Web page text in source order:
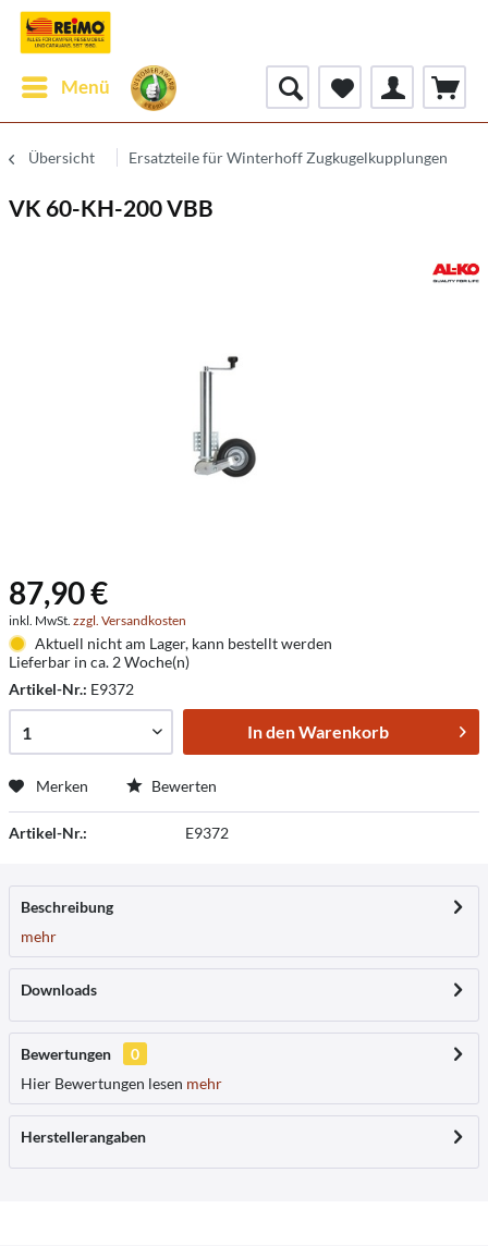
Menü
Übersicht Ersatzteile für Winterhoff Zugkugelkupplungen
VK 60-KH-200 VBB
87,90 €
inkl. MwSt. zzgl. Versandkosten
Aktuell nicht am Lager, kann bestellt werden
Lieferbar in ca. 2 Woche(n)
Artikel-Nr.: E9372
In denWarenkorb
Merken Bewerten
Artikel-Nr.: E9372
Beschreibung
mehr
Downloads
Bewertungen
0
Hier Bewertungen lesen mehr
Herstellerangaben